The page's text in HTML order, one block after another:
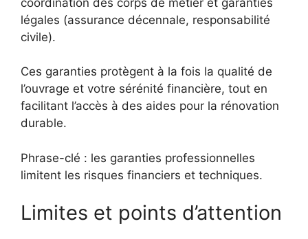
légales (assurance décennale, responsabilité
civile).
Ces garanties protègent à la fois la qualité de
l’ouvrage et votre sérénité financière, tout en
facilitant l’accès à des aides pour la rénovation
durable.
Phrase-clé : les garanties professionnelles
limitent les risques financiers et techniques.
Limites et points d’attention